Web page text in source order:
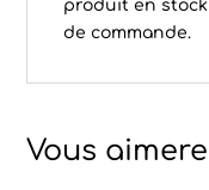
produit en
de commande.
Vous